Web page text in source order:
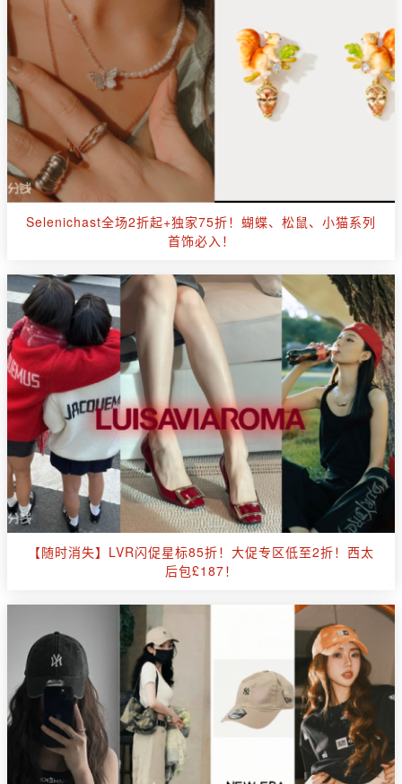
Selenichast全场2折起+独家75折！蝴蝶、松鼠、小猫系列
首饰必入！
【随时消失】LVR闪促星标85折！大促专区低至2折！西太
后包£187！